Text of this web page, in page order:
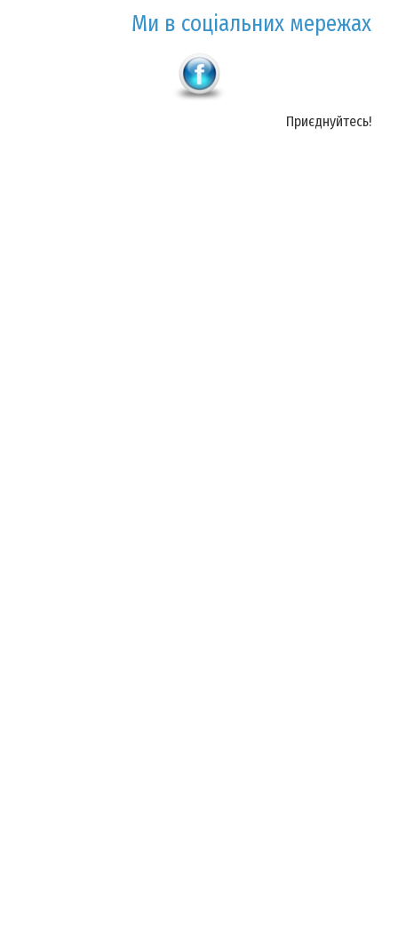
Ми в соціальних мережах
Приєднуйтесь!